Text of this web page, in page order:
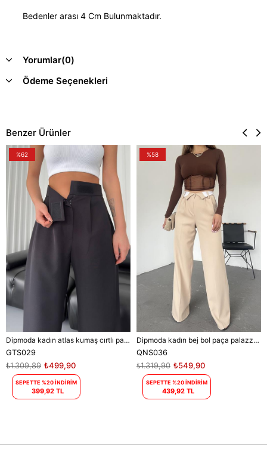
Bedenler arası 4 Cm Bulunmaktadır.
Yorumlar(0)
Ödeme Seçenekleri
Benzer Ürünler
Dipmoda kadın atlas kumaş cırtlı palazzo pantolon DPGTS029 - Siyah
GTS029
₺499,90
₺1.309,89
SEPETTE %20 İNDİRİM
399,92 TL
%62
Dipmoda kadın bej bol paça palazzo kumaş pantolon DPQNS036
QNS036
₺549,90
₺1.319,90
SEPETTE %20 İNDİRİM
439,92 TL
%58